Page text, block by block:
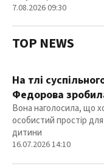
7.08.2026 09:30
TOP NEWS
На тлі
Федорова
Вона наголосила, що
особистий простір
дитини
16.07.2026 14:10